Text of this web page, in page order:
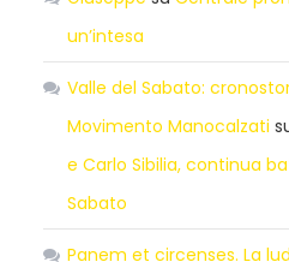
un’intesa
Valle del Sabato:
Movimento Manocalzati
e Carlo Sibilia, continua
Sabato
Panem et circenses. La